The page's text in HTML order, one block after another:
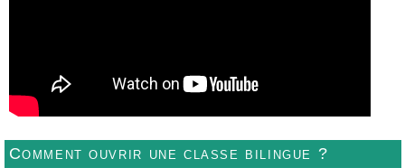
Comment ouvrir une classe bilingue ?